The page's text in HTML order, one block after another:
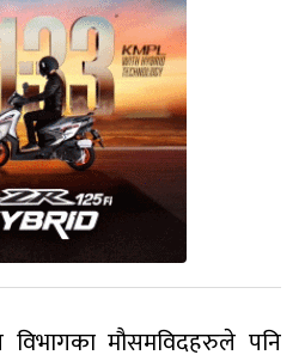
मौसमविदहरुले पनि